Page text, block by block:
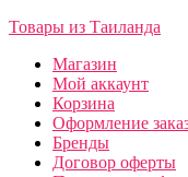
Товары из Таиланда
Магазин
Мой аккаунт
Корзина
Оформление
Бренды
Договор оферты